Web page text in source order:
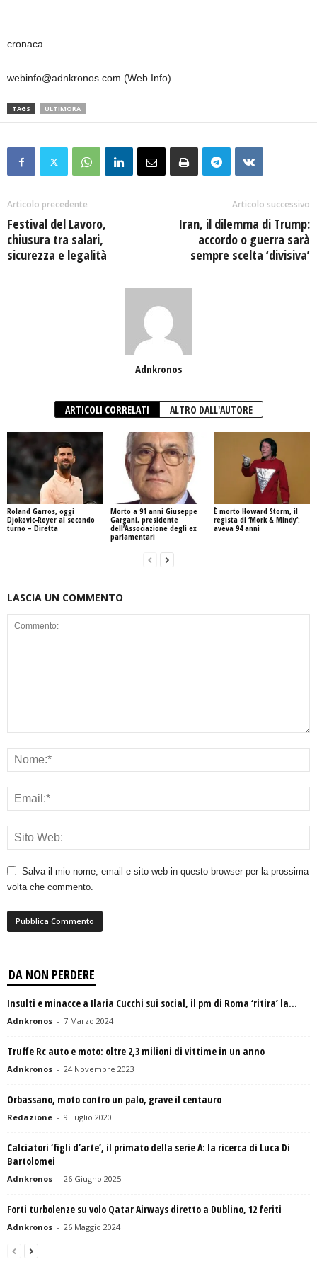
—
cronaca
webinfo@adnkronos.com (Web Info)
TAGS ULTIMORA
Articolo precedente
Festival del Lavoro,
chiusura tra salari,
sicurezza e legalità
Articolo successivo
Iran, il dilemma di Trump:
accordo o guerra sarà
sempre scelta ‘divisiva’
Adnkronos
ARTICOLI CORRELATI ALTRO DALL'AUTORE
Roland Garros, oggi
Djokovic-Royer al secondo
turno – Diretta
Morto a 91 anni Giuseppe
Gargani, presidente
dell’Associazione degli ex
parlamentari
È morto Howard Storm, il
regista di ‘Mork & Mindy’:
aveva 94 anni
LASCIA UN COMMENTO
Salva il mio nome, email e sito web in questo browser per la prossima
volta che commento.
DA NON PERDERE
Insulti e minacce a Ilaria Cucchi sui social, il pm di Roma ‘ritira’ la...
Adnkronos - 7 Marzo 2024
Truffe Rc auto e moto: oltre 2,3 milioni di vittime in un anno
Adnkronos - 24 Novembre 2023
Orbassano, moto contro un palo, grave il centauro
Redazione - 9 Luglio 2020
Calciatori ‘figli d’arte’, il primato della serie A: la ricerca di Luca Di
Bartolomei
Adnkronos - 26 Giugno 2025
Forti turbolenze su volo Qatar Airways diretto a Dublino, 12 feriti
Adnkronos - 26 Maggio 2024